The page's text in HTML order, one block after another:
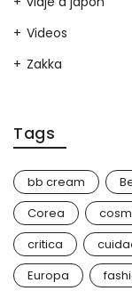
Videos
Zakka
Tags
bb cream
Corea
critica
Europa